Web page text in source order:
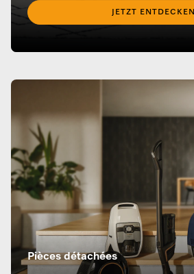
JETZT ENTDECKEN
Pièces détachées